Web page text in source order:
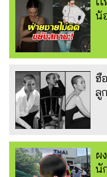
น้
ฮื
ลู
ผ
นั